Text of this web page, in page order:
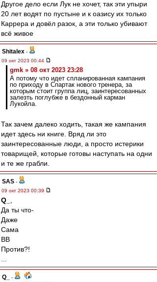
Другое дело если Лук не хочет, так эти упыри
20 лет водят по пустыне и к оазису их только
Каррера и довёл разок, а эти только убивают
всё живое
Shitalex -
09 окт 2023 00:44
gmk » 08 окт 2023 23:28
А потому что идет спланированная кампания
по приходу в Спартак нового тренера, за
которым стоит группа лиц, заинтересованных
залезть поглубже в бездонный карман
Лукойла.
Так зачем далеко ходить, такая же кампания
идет здесь ни книге. Вряд ли это
заинтересованные люди, а просто истерики
товарищей, которые готовы наступать на одни
и те же грабли.
SAS -
09 окт 2023 00:39
Q_
Да ты что-
Даже
Сама
ВВ
Против?!
Q_
-